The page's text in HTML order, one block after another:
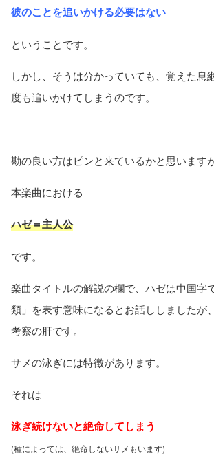
彼のことを追いかける必要はない
ということです。
しかし、そうは分かっていても、覚えた息
度も追いかけてしまうのです。
勘の良い方はピンと来ているかと思います
本楽曲における
ハゼ＝主人公
です。
楽曲タイトルの解説の欄で、ハゼは中国字
類」を表す意味になるとお話ししましたが
考察の肝です。
サメの泳ぎには特徴があります。
それは
泳ぎ続けないと絶命してしまう
(種によっては、絶命しないサメもいます)